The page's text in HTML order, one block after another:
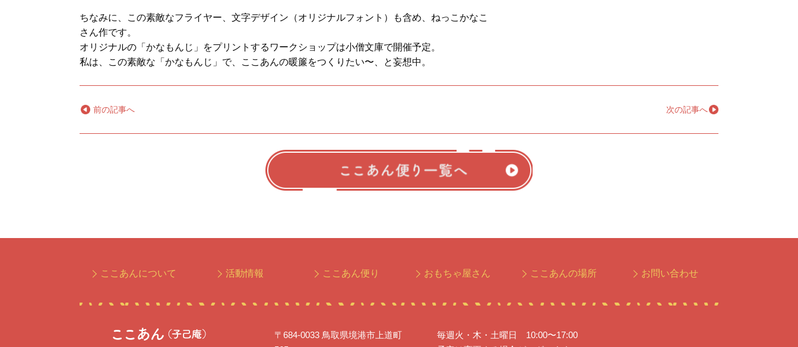
ちなみに、この素敵なフライヤー、文字デザイン（オリジナルフォント）も含め、ねっこかなこ
さん作です。
オリジナルの「かなもんじ」をプリントするワークショップは小僧文庫で開催予定。
私は、この素敵な「かなもんじ」で、ここあんの暖簾をつくりたい〜、と妄想中。
← 前の記事へ 次の記事へ→
ここあんについて 活動情報 ここあん便り おもちゃ屋さん ここあんの場所 お問い合わせ
〒684-0033 鳥取県境港市上道町
毎週火・木・土曜日 10:00〜17:00